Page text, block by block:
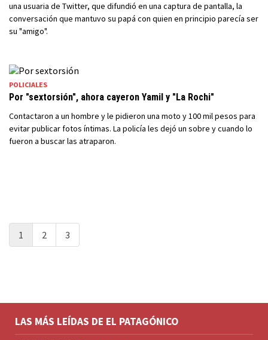
una usuaria de Twitter, que difundió en una captura de pantalla, la
conversación que mantuvo su papá con quien en principio parecía ser
su "amigo".
POLICIALES
Por "sextorsión", ahora cayeron Yamil y "La Rochi"
Contactaron a un hombre y le pidieron una moto y 100 mil pesos para
evitar publicar fotos íntimas. La policía les dejó un sobre y cuando lo
fueron a buscar las atraparon.
1 2 3
LAS MÁS LEÍDAS DE EL PATAGÓNICO